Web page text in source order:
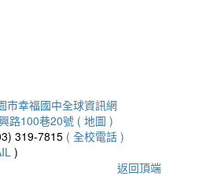
市幸福國中全球資訊網
路100巷20號 ( 地圖 )
319-7815 ( 全校電話 )
)
返回頂端